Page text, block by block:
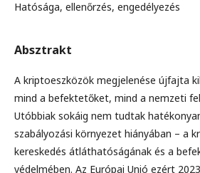
Hatósága, ellenőrzés, engedélyezés
Absztrakt
A kriptoeszközök megjelenése újfajta
mind a befektetőket, mind a nemzeti
Utóbbiak sokáig nem tudtak
szabályozási környezet hiányában – a
kereskedés átláthatóságának és a
védelmében. Az Európai Unió ezért